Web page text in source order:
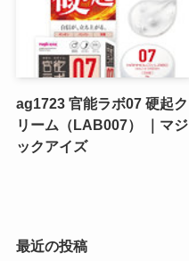
ag1723 官能ラボ07 硬起ク
リーム（LAB007） ｜マジ
ックアイズ
最近の投稿